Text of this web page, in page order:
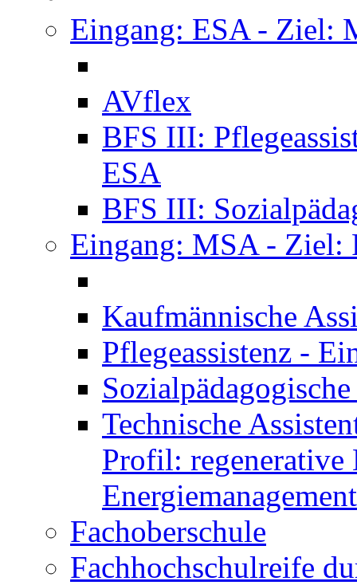
Eingang: ESA - Ziel:
AVflex
BFS III:
ESA
BFS III:
Eingang: MSA - Ziel:
Kaufmännische
Pflegeassistenz -
Technische
Profil: regenerative
Energiemanagement
Fachoberschule
Fachhochschulreife